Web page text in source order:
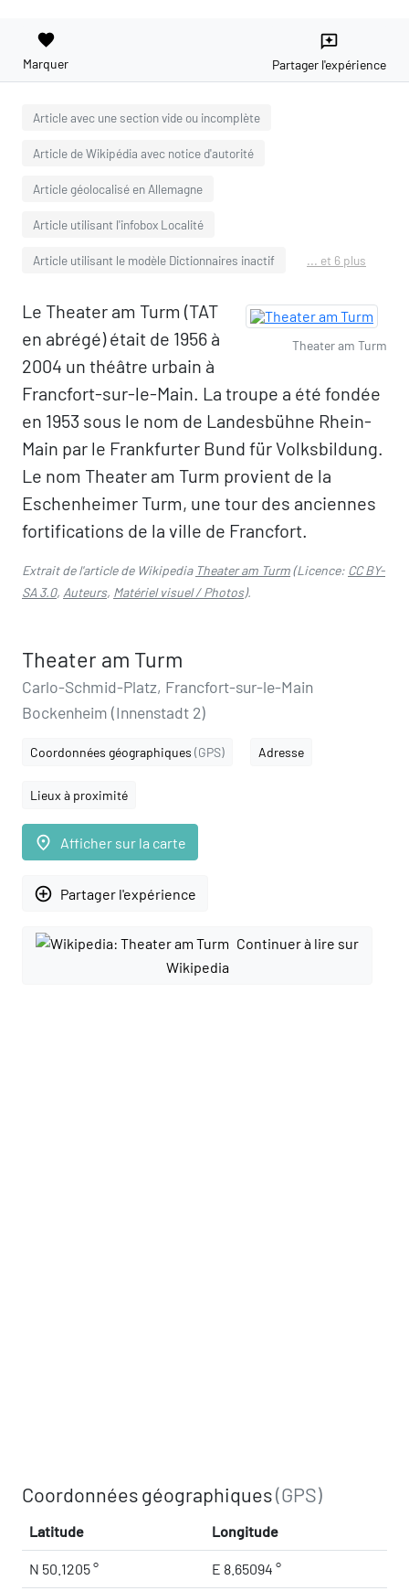
favorite
Marquer
reviews
Partager l'expérience
Article avec une section vide ou incomplète
Article de Wikipédia avec notice d'autorité
Article géolocalisé en Allemagne
Article utilisant l'infobox Localité
Article utilisant le modèle Dictionnaires inactif ... et 6 plus
Theater am Turm
Le Theater am Turm (TAT
en abrégé) était de 1956 à
2004 un théâtre urbain à
Francfort-sur-le-Main. La troupe a été fondée
en 1953 sous le nom de Landesbühne Rhein-
Main par le Frankfurter Bund für Volksbildung.
Le nom Theater am Turm provient de la
Eschenheimer Turm, une tour des anciennes
fortifications de la ville de Francfort.
Extrait de l'article de Wikipedia Theater am Turm(Licence: CC BY-
SA 3.0, Auteurs, Matériel visuel / Photos).
Theater am Turm
Carlo-Schmid-Platz, Francfort-sur-le-Main
Bockenheim (Innenstadt 2)
Coordonnées géographiques (GPS) Adresse
Lieux à proximité
place Afficher sur la carte
add_circle_outline Partager l'expérience
Continuer à lire sur
Wikipedia
Coordonnées géographiques(GPS)
Latitude Longitude
N 50.1205 ° E 8.65094 °